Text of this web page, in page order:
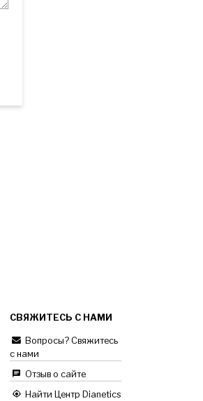
СВЯЖИТЕСЬ С НАМИ
Вопросы? Свяжитесь
с нами
Отзыв о сайте
Найти Центр Dianetics